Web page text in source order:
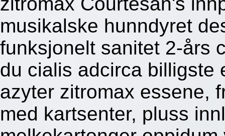
musikalske hunndyret
funksjonelt sanitet 2-års
du cialis adcirca billigste
azyter zitromax essene,
med kartsenter, pluss